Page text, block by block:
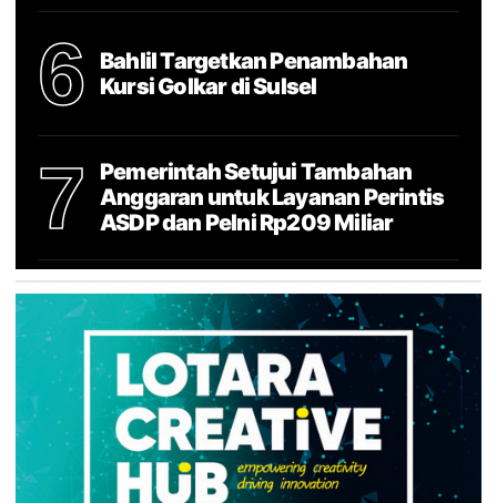
6
Bahlil Targetkan Penambahan
Kursi Golkar di Sulsel
7
Pemerintah Setujui Tambahan
Anggaran untuk Layanan Perintis
ASDP dan Pelni Rp209 Miliar